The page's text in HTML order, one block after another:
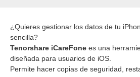
¿Quieres gestionar los datos de tu
sencilla?
Tenorshare iCareFone es una
diseñada para usuarios de iOS.
Permite hacer copias de seguridad,